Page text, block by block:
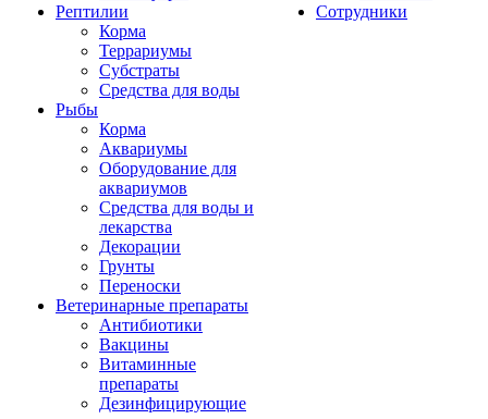
Рептилии
Корма
Террариумы
Субстраты
Средства для воды
Рыбы
Корма
Аквариумы
Оборудование для
аквариумов
Средства для воды и
лекарства
Декорации
Грунты
Переноски
Ветеринарные препараты
Антибиотики
Вакцины
Витаминные
препараты
Дезинфицирующие
Сотрудники